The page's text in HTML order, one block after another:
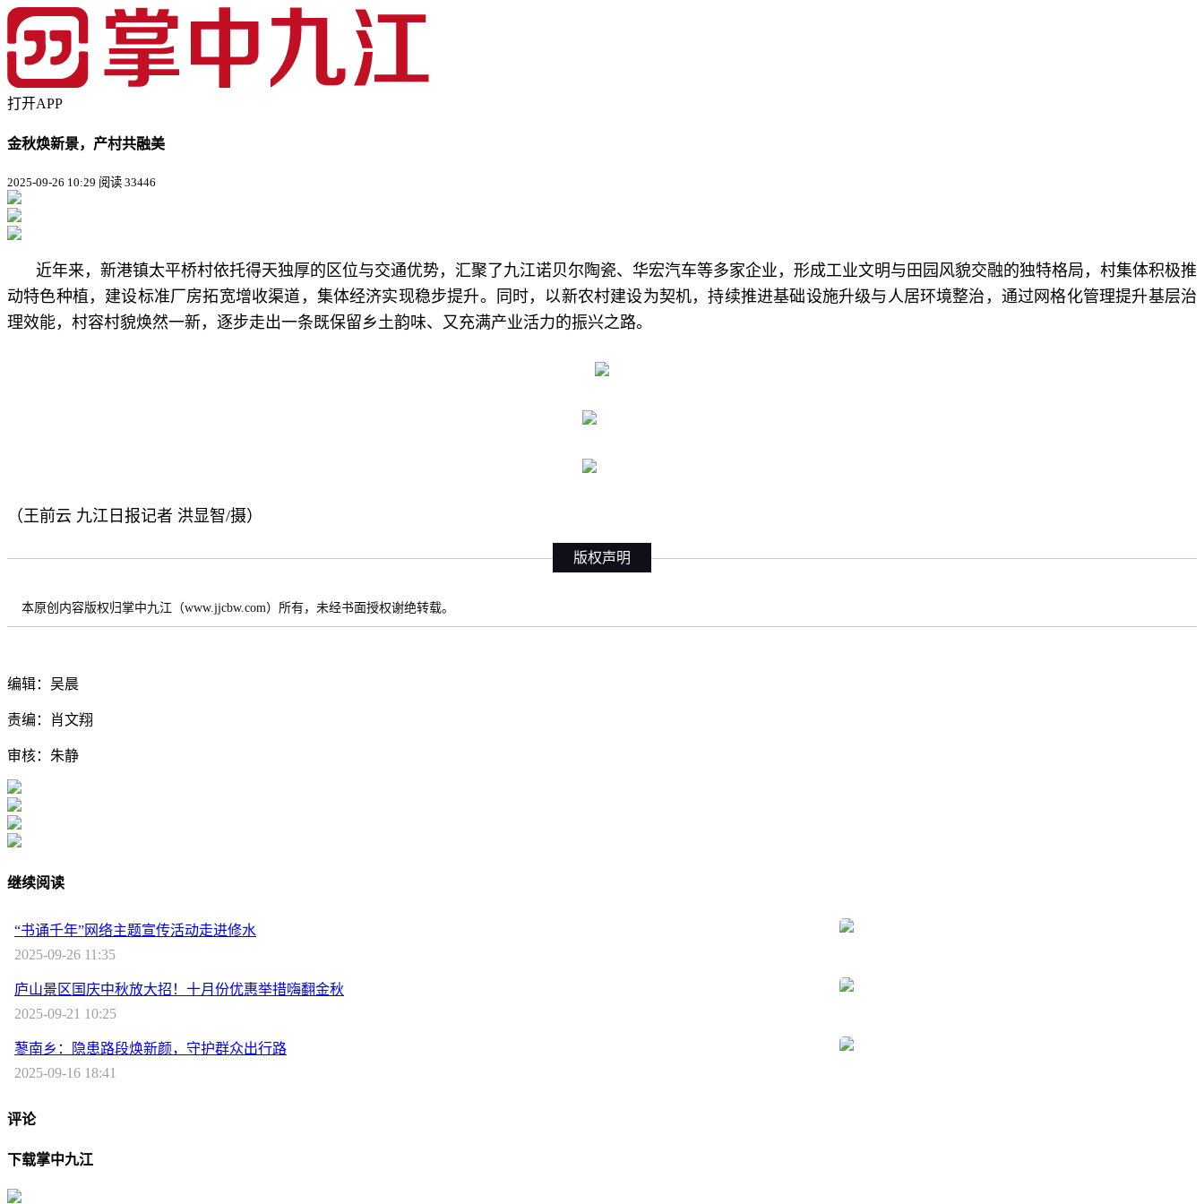
打开APP
金秋焕新景，产村共融美
2025-09-26 10:29 阅读 33446
近年来，新港镇太平桥村依托得天独厚的区位与交通优势，汇聚了九江诺贝尔陶瓷、华宏汽车等多家企业，形成工业文明与田园风貌交融的独特格局，村集体积极推
动特色种植，建设标准厂房拓宽增收渠道，集体经济实现稳步提升。同时，以新农村建设为契机，持续推进基础设施升级与人居环境整治，通过网格化管理提升基层治
理效能，村容村貌焕然一新，逐步走出一条既保留乡土韵味、又充满产业活力的振兴之路。
（王前云 九江日报记者 洪显智/摄）
版权声明
本原创内容版权归掌中九江（www.jjcbw.com）所有，未经书面授权谢绝转载。
编辑：吴晨
责编：肖文翔
审核：朱静
继续阅读
“书诵千年”网络主题宣传活动走进修水
2025-09-26 11:35
庐山景区国庆中秋放大招！十月份优惠举措嗨翻金秋​
2025-09-21 10:25
蓼南乡：隐患路段焕新颜，守护群众出行路
2025-09-16 18:41
评论
下载掌中九江